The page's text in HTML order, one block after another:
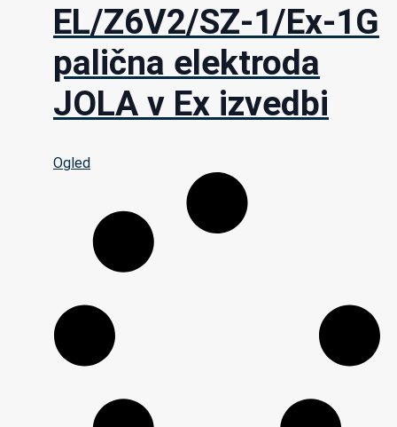
EL/Z6V2/SZ-1/Ex-1G
palična elektroda
JOLA v Ex izvedbi
Ogled